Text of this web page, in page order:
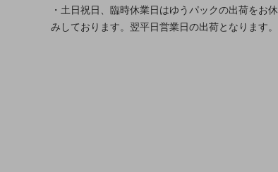
・土日祝日、臨時休業日はゆうパックの出荷をお休
みしております。翌平日営業日の出荷となります。